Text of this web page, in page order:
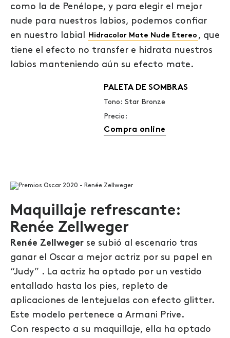
como la de Penélope, y para elegir el mejor
nude para nuestros labios, podemos confiar
en nuestro labial
Hidracolor Mate Nude Etereo , que
tiene el efecto no transfer e hidrata nuestros
labios manteniendo aún su efecto mate.
PALETA DE SOMBRAS
Tono: Star Bronze
Precio:
Compra online
Maquillaje refrescante:
Renée Zellweger
Renée Zellweger se subió al escenario tras
ganar el Oscar a mejor actriz por su papel en
“Judy” . La actriz ha optado por un vestido
entallado hasta los pies, repleto de
aplicaciones de lentejuelas con efecto glitter.
Este modelo pertenece a Armani Prive.
Con respecto a su maquillaje, ella ha optado